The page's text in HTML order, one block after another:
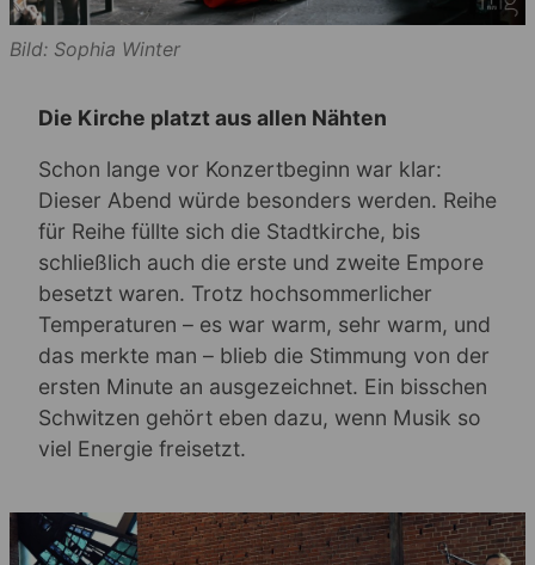
Bild: Sophia Winter
Die Kirche platzt aus allen Nähten
Schon lange vor Konzertbeginn war klar:
Dieser Abend würde besonders werden. Reihe
für Reihe füllte sich die Stadtkirche, bis
schließlich auch die erste und zweite Empore
besetzt waren. Trotz hochsommerlicher
Temperaturen – es war warm, sehr warm, und
das merkte man – blieb die Stimmung von der
ersten Minute an ausgezeichnet. Ein bisschen
Schwitzen gehört eben dazu, wenn Musik so
viel Energie freisetzt.